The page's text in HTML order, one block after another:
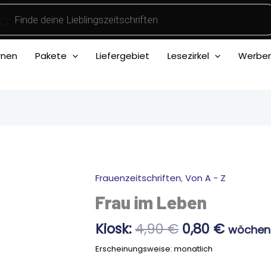
Pakete Liefergebiet Lesezirkel
Frauenzeitschriften,Von A - Z
Frau im Leben
Kiosk:4,90€
war:
4,90 €
0,80 €0,80 €.
Erscheinungsweise: monatlich
Frau
im
Leben
Menge